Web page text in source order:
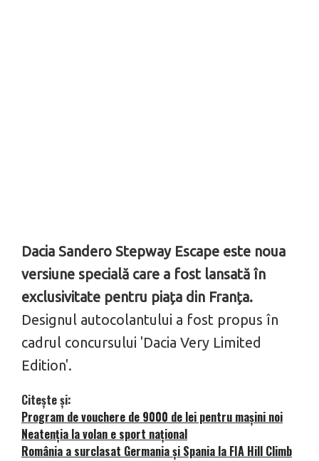
Dacia Sandero Stepway Escape este noua
versiune specială care a fost lansată în
exclusivitate pentru piața din Franța.
Designul autocolantului a fost propus în
cadrul concursului 'Dacia Very Limited
Edition'.
Citește și:
Program de vouchere de 9000 de lei pentru mașini noi
Neatenția la volan e sport național
România a surclasat Germania și Spania la FIA Hill Climb